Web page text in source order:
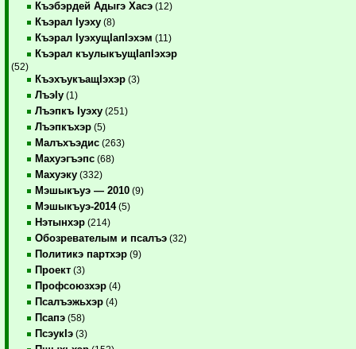
Къэбэрдей Адыгэ Хасэ (12)
Къэрал Iуэху (8)
Къэрал IуэхущIапIэхэм (11)
Къэрал къулыкъущIапIэхэр
(52)
КъэхъукъащIэхэр (3)
ЛъэIу (1)
Лъэпкъ Iуэху (251)
Лъэпкъхэр (5)
Малъхъэдис (263)
Махуэгъэпс (68)
Махуэку (332)
Мэшыкъуэ — 2010 (9)
Мэшыкъуэ-2014(5)
Нэтынхэр (214)
Обозревателым и псалъэ (32)
Политикэ партхэр (9)
Проект (3)
Профсоюзхэр (4)
Псалъэжьхэр (4)
Псапэ (58)
ПсэукIэ (3)